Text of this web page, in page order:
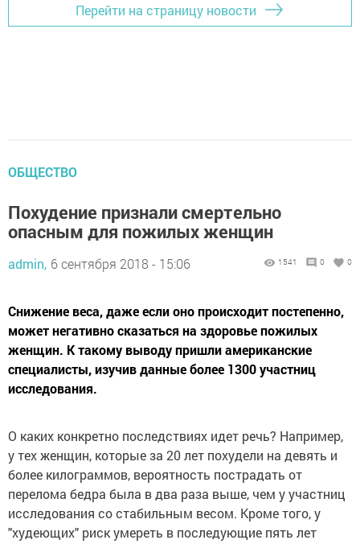
Перейти на страницу новости
ОБЩЕСТВО
Похудение признали смертельно
опасным для пожилых женщин
admin, 6 сентября 2018 - 15:06 1541 0 0
Снижение веса, даже если оно происходит постепенно,
может негативно сказаться на здоровье пожилых
женщин. К такому выводу пришли американские
специалисты, изучив данные более 1300 участниц
исследования.
О каких конкретно последствиях идет речь? Например,
у тех женщин, которые за 20 лет похудели на девять и
более килограммов, вероятность пострадать от
перелома бедра была в два раза выше, чем у участниц
исследования со стабильным весом. Кроме того, у
"худеющих" риск умереть в последующие пять лет